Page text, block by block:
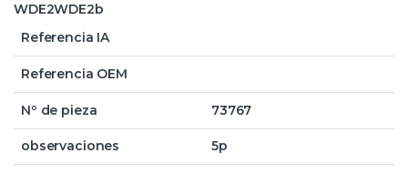
WDE2WDE2b
Referencia IA
Referencia OEM
Nº de pieza 73767
observaciones 5p